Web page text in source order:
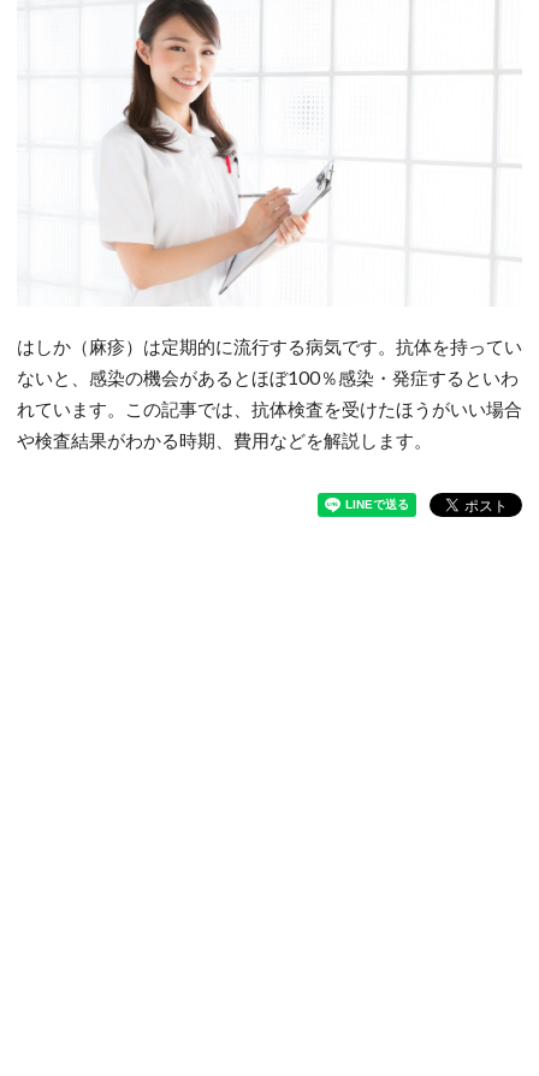
はしか（麻疹）は定期的に流行する病気です。抗体を持ってい
ないと、感染の機会があるとほぼ100％感染・発症するといわ
れています。この記事では、抗体検査を受けたほうがいい場合
や検査結果がわかる時期、費用などを解説します。